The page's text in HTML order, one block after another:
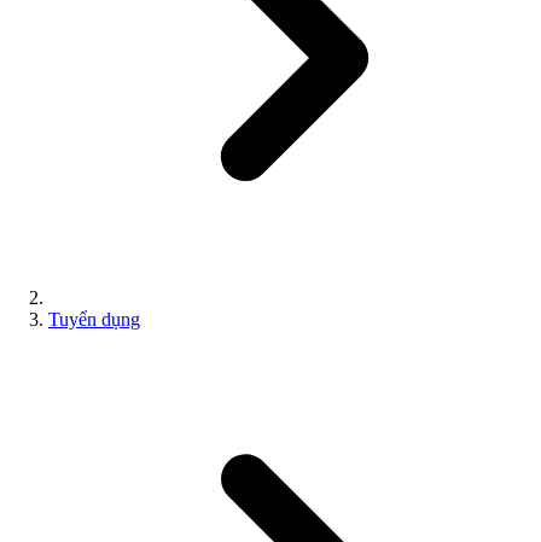
Tuyển dụng